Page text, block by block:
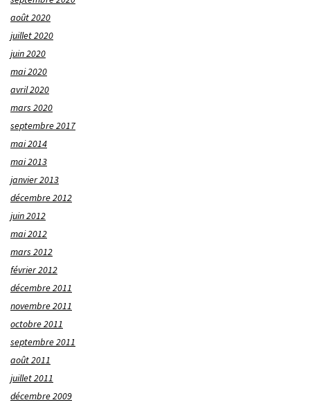
août 2020
juillet 2020
juin 2020
mai 2020
avril 2020
mars 2020
septembre 2017
mai 2014
mai 2013
janvier 2013
décembre 2012
juin 2012
mai 2012
mars 2012
février 2012
décembre 2011
novembre 2011
octobre 2011
septembre 2011
août 2011
juillet 2011
décembre 2009